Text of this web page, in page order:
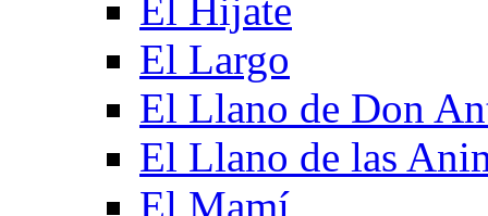
El Hijate
El Largo
El Llano de Don
El Llano de las
El Mamí